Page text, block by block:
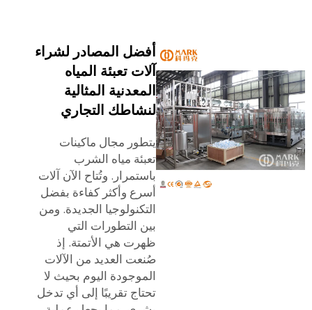
أفضل المصادر لشراء
آلات تعبئة المياه
المعدنية المثالية
لنشاطك التجاري
يتطور مجال ماكينات
تعبئة مياه الشرب
باستمرار. وتُتاح الآن آلات
أسرع وأكثر كفاءة بفضل
التكنولوجيا الجديدة. ومن
بين التطورات التي
ظهرت هي الأتمتة. إذ
صُنعت العديد من الآلات
الموجودة اليوم بحيث لا
تحتاج تقريبًا إلى أي تدخل